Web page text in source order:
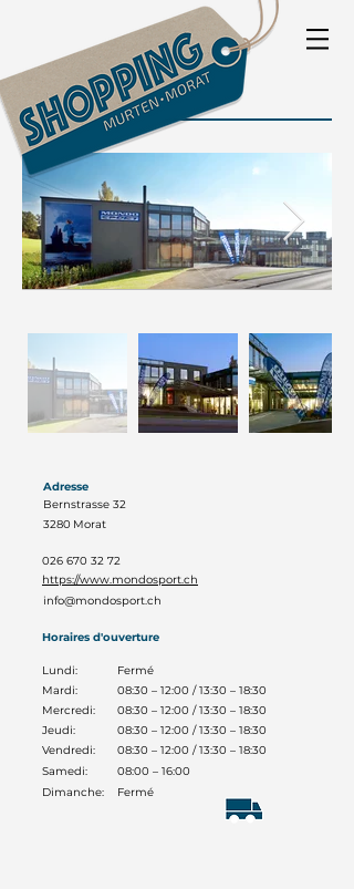
Adresse
Morat
3280
Bernstrasse 32
026 670 32 72
https://www.mondosport.ch
info@mondosport.ch
Horaires d'ouverture
Fermé
08:30 – 12:00 / 13:30 – 18:30
08:30 – 12:00 / 13:30 – 18:30
08:30 – 12:00 / 13:30 – 18:30
08:30 – 12:00 / 13:30 – 18:30
08:00 – 16:00
Fermé
Lundi:
Mardi:
Mercredi:
Jeudi:
Vendredi:
Samedi:
Dimanche: